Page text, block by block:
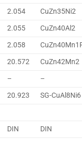
2.054
CuZn35Ni2
2.055
CuZn40Al2
2.058
20.572
CuZn42Mn2
–
–
20.923
SG-CuAl8Ni6
DIN
DIN